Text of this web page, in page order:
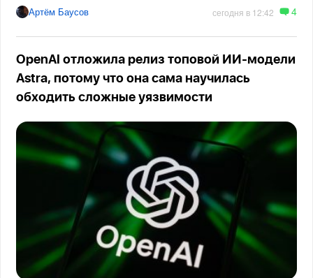
Артём Баусов сегодня в 12:42 4
OpenAI отложила релиз топовой ИИ-модели
Astra, потому что она сама научилась
обходить сложные уязвимости